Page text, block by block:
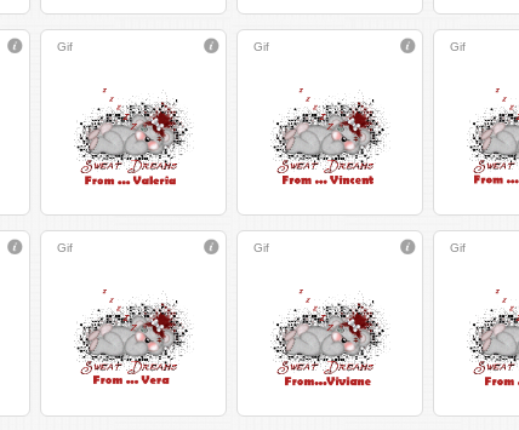
Gif Gif Gif
Gif Gif Gif